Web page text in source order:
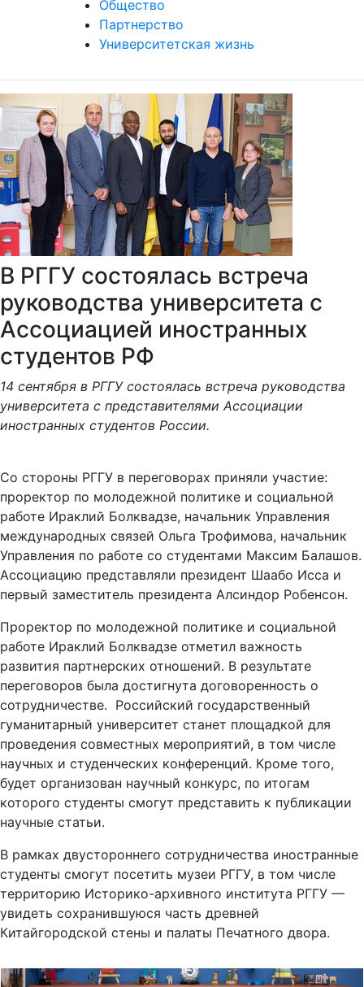
Общество
Партнерство
Университетская жизнь
В РГГУ состоялась встреча
руководства университета с
Ассоциацией иностранных
студентов РФ
14 сентября в РГГУ состоялась встреча руководства
университета с представителями Ассоциации
иностранных студентов России.
Со стороны РГГУ в переговорах приняли участие:
проректор по молодежной политике и социальной
работе Ираклий Болквадзе, начальник Управления
международных связей Ольга Трофимова, начальник
Управления по работе со студентами Максим Балашов.
Ассоциацию представляли президент Шаабо Исса и
первый заместитель президента Алсиндор Робенсон.
Проректор по молодежной политике и социальной
работе Ираклий Болквадзе отметил важность
развития партнерских отношений. В результате
переговоров была достигнута договоренность о
сотрудничестве. Российский государственный
гуманитарный университет станет площадкой для
проведения совместных мероприятий, в том числе
научных и студенческих конференций. Кроме того,
будет организован научный конкурс, по итогам
которого студенты смогут представить к публикации
научные статьи.
В рамках двустороннего сотрудничества иностранные
студенты смогут посетить музеи РГГУ, в том числе
территорию Историко-архивного института РГГУ —
увидеть сохранившуюся часть древней
Китайгородской стены и палаты Печатного двора.